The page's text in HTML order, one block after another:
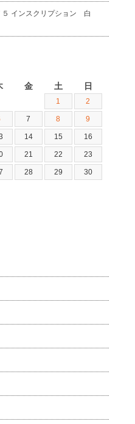
５ インスクリプション 白
金 土 日
1 2
7 8 9
14 15 16
21 22 23
28 29 30